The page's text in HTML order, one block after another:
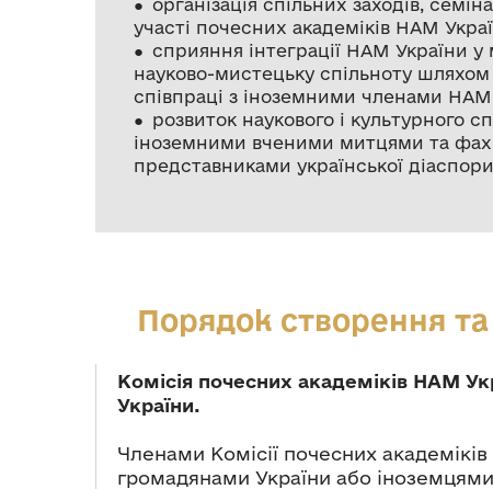
● організація спільних заходів,
участі почесних академіків НАМ
● сприяння інтеграції НАМ України
науково-мистецьку спільноту
співпраці з іноземними членами НАМ
● розвиток наукового і культурного
іноземними вченими митцями та
представниками української
Порядок створення
Комісія почесних академіків НАМ
України.
Членами Комісії почесних
громадянами України або